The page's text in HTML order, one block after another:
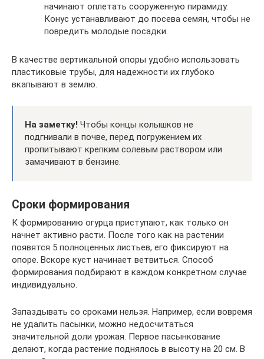
начинают оплетать сооруженную пирамиду.
Конус устанавливают до посева семян, чтобы не
повредить молодые посадки.
В качестве вертикальной опоры удобно использовать
пластиковые трубы, для надежности их глубоко
вкапывают в землю.
На заметку! Чтобы концы колышков не
подгнивали в почве, перед погружением их
пропитывают крепким солевым раствором или
замачивают в бензине.
Сроки формирования
К формированию огурца приступают, как только он
начнет активно расти. После того как на растении
появятся 5 полноценных листьев, его фиксируют на
опоре. Вскоре куст начинает ветвиться. Способ
формирования подбирают в каждом конкретном случае
индивидуально.
Запаздывать со сроками нельзя. Например, если вовремя
не удалить пасынки, можно недосчитаться
значительной доли урожая. Первое пасынкование
делают, когда растение поднялось в высоту на 20 см. В